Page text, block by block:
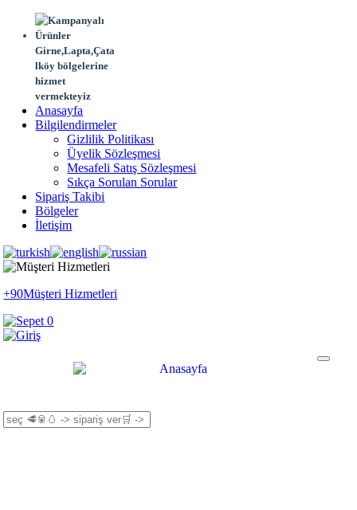
Girne,Lapta,Çata
lköy bölgelerine
hizmet
vermekteyiz
Anasayfa
Bilgilendirmeler
Gizlilik Politikası
Üyelik Sözleşmesi
Mesafeli Satış Sözleşmesi
Sıkça Sorulan Sorular
Sipariş Takibi
Bölgeler
İletişim
+90Müşteri Hizmetleri
0